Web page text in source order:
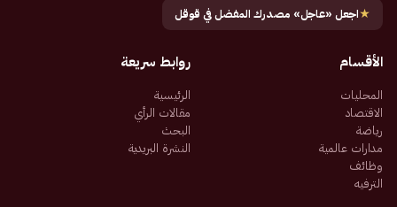
★اجعل «عاجل» مصدرك المفضل في قوقل
الأقسام
المحليات
الاقتصاد
رياضة
مدارات عالمية
وظائف
الترفيه
روابط سريعة
الرئيسية
مقالات الرأي
البحث
النشرة البريدية